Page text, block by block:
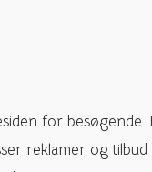
for
reklamer og